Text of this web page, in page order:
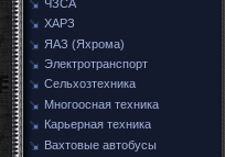
ЧЗСА
ХАРЗ
ЯАЗ (Яхрома)
Электротранспорт
Сельхозтехника
Многоосная техника
Карьерная техника
Вахтовые автобусы